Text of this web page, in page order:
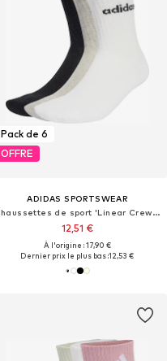
Pack de 6
OFFRE
ADIDAS SPORTSWEAR
Chaussettes de sport 'Linear Crew Cushioned 6 Pair Pack'
12,51 €
À l'origine : 17,90 €
Dernier prix le plus bas :12,53 €